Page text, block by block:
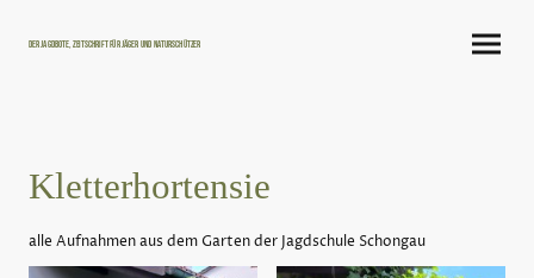
Der Jagdbote, Zeitschrift für Jäger und Naturschützer
Kletterhortensie
alle Aufnahmen aus dem Garten der Jagdschule Schongau